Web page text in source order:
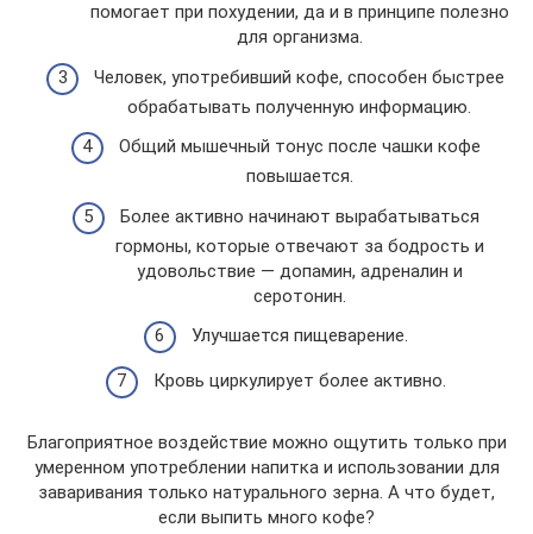
помогает при похудении, да и в принципе полезно
для организма.
Человек, употребивший кофе, способен быстрее
обрабатывать полученную информацию.
Общий мышечный тонус после чашки кофе
повышается.
Более активно начинают вырабатываться
гормоны, которые отвечают за бодрость и
удовольствие — допамин, адреналин и
серотонин.
Улучшается пищеварение.
Кровь циркулирует более активно.
Благоприятное воздействие можно ощутить только при
умеренном употреблении напитка и использовании для
заваривания только натурального зерна. А что будет,
если выпить много кофе?